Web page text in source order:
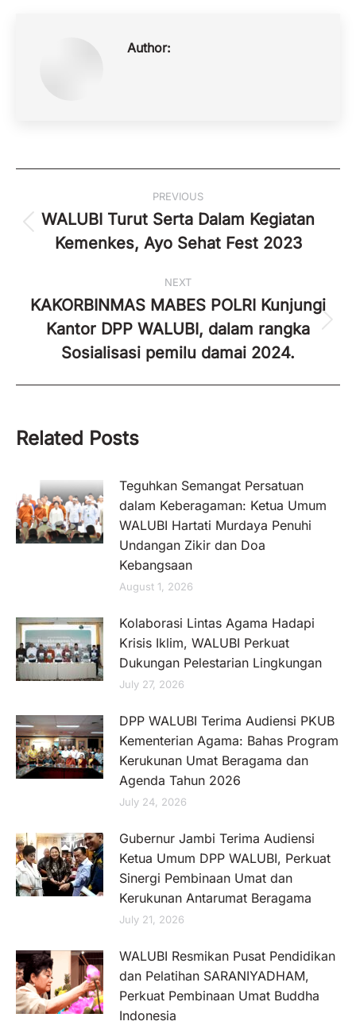
Author:
navigation
PREVIOUS
Previous
post:
WALUBI Turut Serta Dalam Kegiatan
Kemenkes, Ayo Sehat Fest 2023
NEXT
Next
post:
KAKORBINMAS MABES POLRI Kunjungi
Kantor DPP WALUBI, dalam rangka
Sosialisasi pemilu damai 2024.
Related Posts
Teguhkan Semangat Persatuan
dalam Keberagaman: Ketua Umum
WALUBI Hartati Murdaya Penuhi
Undangan Zikir dan Doa
Kebangsaan
August 1, 2026
Kolaborasi Lintas Agama Hadapi
Krisis Iklim, WALUBI Perkuat
Dukungan Pelestarian Lingkungan
July 27, 2026
DPP WALUBI Terima Audiensi PKUB
Kementerian Agama: Bahas Program
Kerukunan Umat Beragama dan
Agenda Tahun 2026
July 24, 2026
Gubernur Jambi Terima Audiensi
Ketua Umum DPP WALUBI, Perkuat
Sinergi Pembinaan Umat dan
Kerukunan Antarumat Beragama
July 21, 2026
WALUBI Resmikan Pusat Pendidikan
dan Pelatihan SARANIYADHAM,
Perkuat Pembinaan Umat Buddha
Indonesia